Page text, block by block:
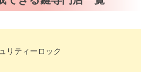
リティーロック